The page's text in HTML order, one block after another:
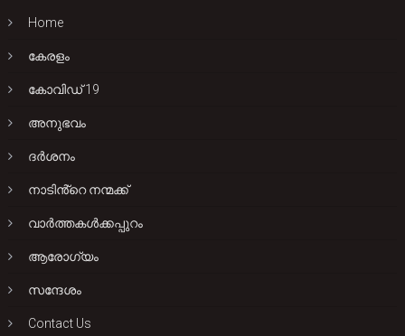
Home
കേരളം
കോവിഡ് 19
അനുഭവം
ദർശനം
നാടിൻ്റെ നന്മക്ക്
വാർത്തകൾക്കപ്പുറം
ആരോഗ്യം
സന്ദേശം
Contact Us